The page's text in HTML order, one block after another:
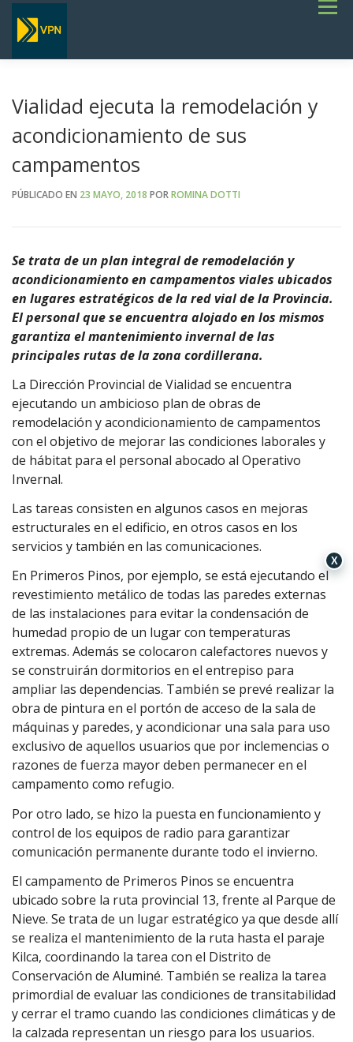
Saltar
contenido
Menú
SERVICIOS
TERMINOS DE REFERENCIA GENERALES- OBRAS VIALES
Vialidad ejecuta la remodelación y
acondicionamiento de sus
campamentos
PÚBLICADO EN 23 MAYO, 2018 PORROMINA DOTTI
Se trata de un plan integral de remodelación y
acondicionamiento en campamentos viales ubicados
en lugares estratégicos de la red vial de la Provincia.
El personal que se encuentra alojado en los mismos
garantiza el mantenimiento invernal de las
principales rutas de la zona cordillerana.
La Dirección Provincial de Vialidad se encuentra
ejecutando un ambicioso plan de obras de
remodelación y acondicionamiento de campamentos
con el objetivo de mejorar las condiciones laborales y
de hábitat para el personal abocado al Operativo
Invernal.
Las tareas consisten en algunos casos en mejoras
estructurales en el edificio, en otros casos en los
servicios y también en las comunicaciones.
En Primeros Pinos, por ejemplo, se está ejecutando el
revestimiento metálico de todas las paredes externas
de las instalaciones para evitar la condensación de
humedad propio de un lugar con temperaturas
extremas. Además se colocaron calefactores nuevos y
se construirán dormitorios en el entrepiso para
ampliar las dependencias. También se prevé realizar la
obra de pintura en el portón de acceso de la sala de
máquinas y paredes, y acondicionar una sala para uso
exclusivo de aquellos usuarios que por inclemencias o
razones de fuerza mayor deben permanecer en el
campamento como refugio.
Por otro lado, se hizo la puesta en funcionamiento y
control de los equipos de radio para garantizar
comunicación permanente durante todo el invierno.
El campamento de Primeros Pinos se encuentra
ubicado sobre la ruta provincial 13, frente al Parque de
Nieve. Se trata de un lugar estratégico ya que desde allí
se realiza el mantenimiento de la ruta hasta el paraje
Kilca, coordinando la tarea con el Distrito de
Conservación de Aluminé. También se realiza la tarea
primordial de evaluar las condiciones de transitabilidad
y cerrar el tramo cuando las condiciones climáticas y de
la calzada representan un riesgo para los usuarios.
X